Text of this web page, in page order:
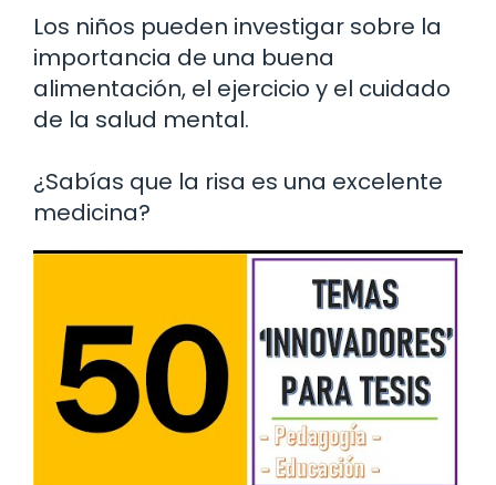
Los niños pueden investigar sobre la
importancia de una buena
alimentación, el ejercicio y el cuidado
de la salud mental.
¿Sabías que la risa es una excelente
medicina?